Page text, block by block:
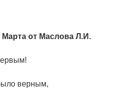
Марта от Маслова Л.И.
верным,